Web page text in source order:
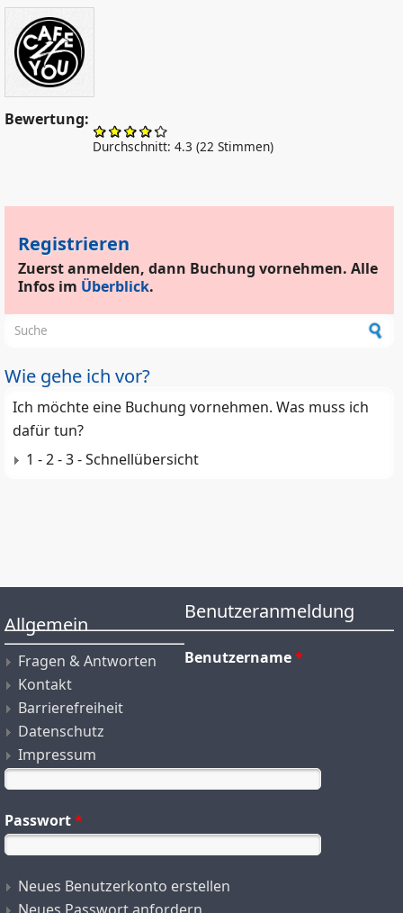
Bewertung:
Durchschnitt: 4.3 (22 Stimmen)
Registrieren
Zuerst anmelden, dann Buchung vornehmen. Alle
Infos im Überblick.
Suchformular
Wie gehe ich vor?
Ich möchte eine Buchung vornehmen. Was muss ich
dafür tun?
1 - 2 - 3 - Schnellübersicht
Allgemein
Fragen & Antworten
Kontakt
Barrierefreiheit
Datenschutz
Impressum
Benutzeranmeldung
Benutzername*
Passwort*
Neues Benutzerkonto erstellen